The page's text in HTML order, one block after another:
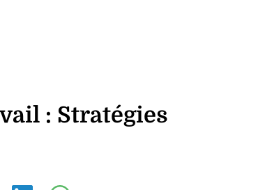
: Stratégies